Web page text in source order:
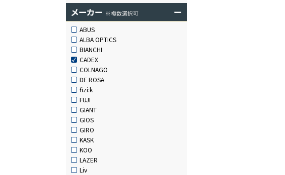
メーカー ※複数選択可 ー
ABUS
ALBA OPTICS
BIANCHI
CADEX
COLNAGO
DE ROSA
fizi:k
FUJI
GIANT
GIOS
GIRO
KASK
KOO
LAZER
Liv